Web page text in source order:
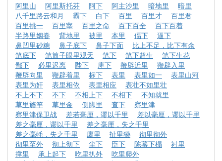
阿里山 阿里斯托芬 阿下 阿主沙里 暗地里
暗里
八千里路云和月
霸下 白下 百里 百里才
百里君
百里挑一
百里宰 百里之命 百下百全
百下百着
半路里姻眷
背地里 被里 本里 偪下
逼下
鼻凹里砂糖
鼻子底下 鼻子下面
比上不足，比下有余
笔底下
笔筒子眼里观天 笔下 笔下超生
笔下生花
鄙下
必里迟离 陛下 庳下 鞭辟近里
鞭辟入里
鞭辟向里
鞭辟着里 标下 表里 表里如一
表里山河
表里为奸
表里相依 表里相应
表壮不如里壮
不上不下
不下 不相上下 不相下
不知就里
草里旛竿
草里金 侧脚里 查下
察里津
察里津保卫战
差若毫厘，谬以千里
差以毫厘，谬以千里
差之毫厘，谬以千里
差之毫厘，失之千里
差之毫牦，失之千里
廛里 扯里狲
彻里彻外
彻里至外
彻上彻下 尘下 臣下 陈蕃下榻
衬里
撑里
承上起下 吃里扒外
吃里爬外